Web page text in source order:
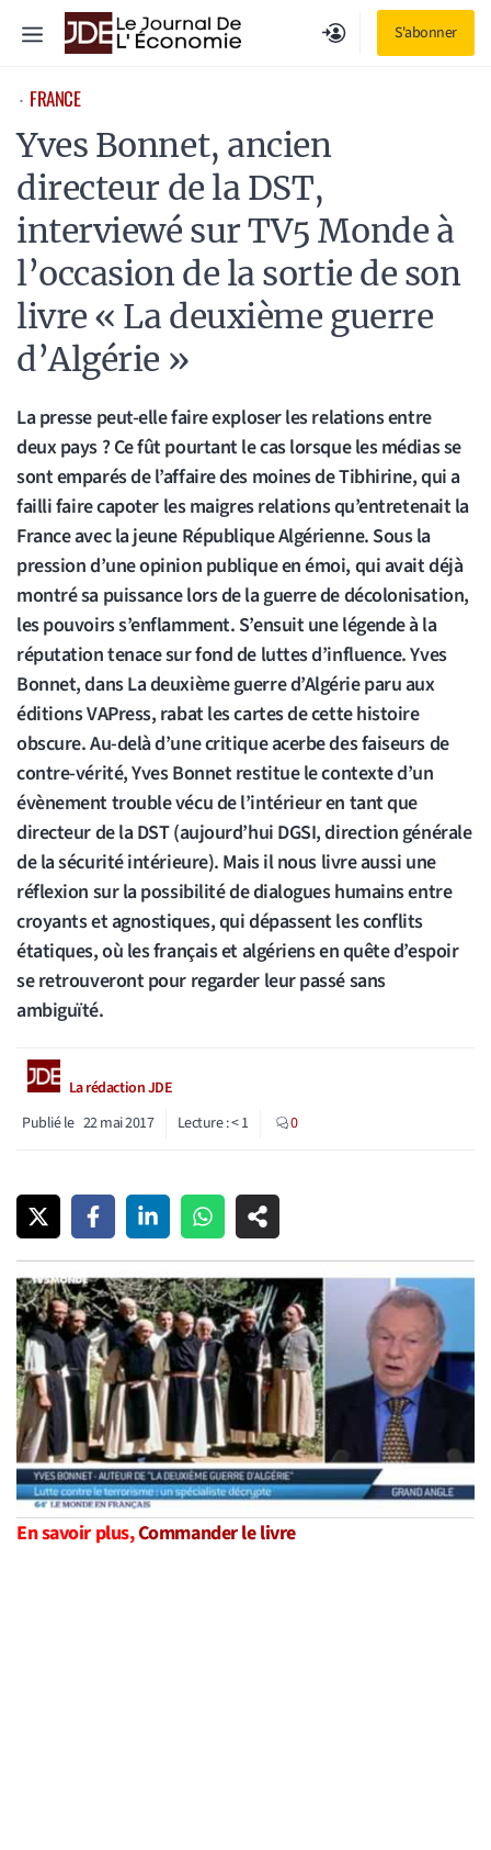
S'abonner
Menu
⋅ FRANCE
Yves Bonnet, ancien
directeur de la DST,
interviewé sur TV5 Monde à
l’occasion de la sortie de son
livre « La deuxième guerre
d’Algérie »
La presse peut-elle faire exploser les relations entre
deux pays ? Ce fût pourtant le cas lorsque les médias se
sont emparés de l’affaire des moines de Tibhirine, qui a
failli faire capoter les maigres relations qu’entretenait la
France avec la jeune République Algérienne. Sous la
pression d’une opinion publique en émoi, qui avait déjà
montré sa puissance lors de la guerre de décolonisation,
les pouvoirs s’enflamment. S’ensuit une légende à la
réputation tenace sur fond de luttes d’influence. Yves
Bonnet, dans La deuxième guerre d’Algérie paru aux
éditions VAPress, rabat les cartes de cette histoire
obscure. Au-delà d’une critique acerbe des faiseurs de
contre-vérité, Yves Bonnet restitue le contexte d’un
évènement trouble vécu de l’intérieur en tant que
directeur de la DST (aujourd’hui DGSI, direction générale
de la sécurité intérieure). Mais il nous livre aussi une
réflexion sur la possibilité de dialogues humains entre
croyants et agnostiques, qui dépassent les conflits
étatiques, où les français et algériens en quête d’espoir
se retrouveront pour regarder leur passé sans
ambiguïté.
La rédaction JDE
Publié le 22 mai 2017 Lecture :< 1 0
En savoir plus,Commander le livre